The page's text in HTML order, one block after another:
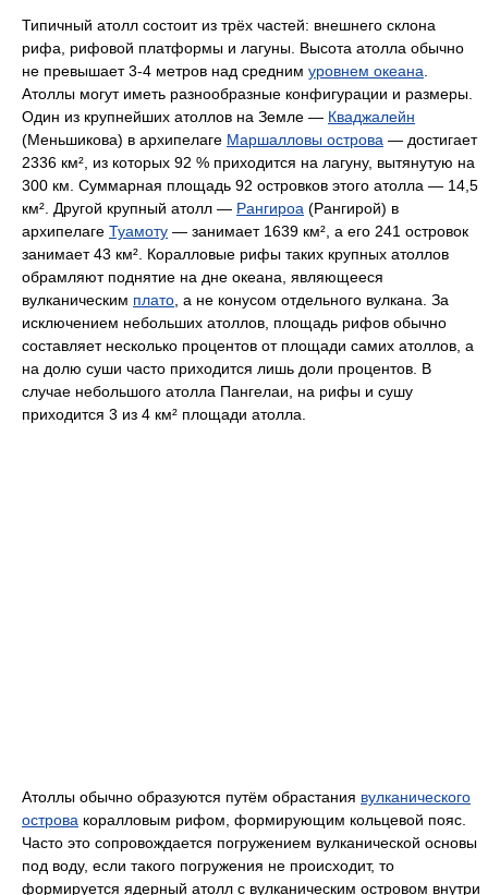
Типичный атолл состоит из трёх частей: внешнего склона
рифа, рифовой платформы и лагуны. Высота атолла обычно
не превышает 3-4 метров над средним уровнем океана
Атоллы могут иметь разнообразные конфигурации и размеры.
Один из крупнейших атоллов на Земле — Кваджалейн
(Меньшикова) в архипелаге Маршалловы острова — достигает
2336 км², из которых 92 % приходится на лагуну, вытянутую на
300 км. Суммарная площадь 92 островков этого атолла — 14,5
км². Другой крупный атолл — Рангироа (Рангирой) в
архипелаге Туамоту — занимает 1639 км², а его 241 островок
занимает 43 км². Коралловые рифы таких крупных атоллов
обрамляют поднятие на дне океана, являющееся
вулканическим плато , а не конусом отдельного вулкана. За
исключением небольших атоллов, площадь рифов обычно
составляет несколько процентов от площади самих атоллов, а
на долю суши часто приходится лишь доли процентов. В
случае небольшого атолла Пангелаи, на рифы и сушу
приходится 3 из 4 км² площади атолла.
Атоллы обычно образуются путём обрастания вулканического
острова коралловым рифом, формирующим кольцевой пояс.
Часто это сопровождается погружением вулканической основы
под воду, если такого погружения не происходит, то
формируется ядерный атолл с вулканическим островом внутри